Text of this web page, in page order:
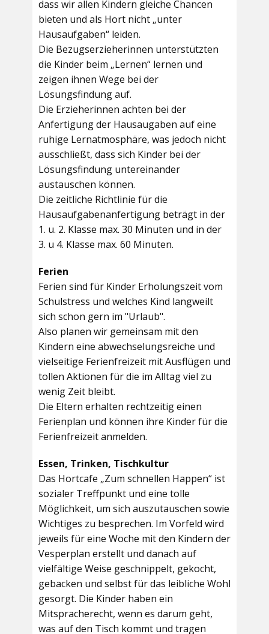
dass wir allen Kindern gleiche Chancen
bieten und als Hort nicht „unter
Hausaufgaben“ leiden.
Die Bezugserzieherinnen unterstützten
die Kinder beim „Lernen“ lernen und
zeigen ihnen Wege bei der
Lösungsfindung auf.
Die Erzieherinnen achten bei der
Anfertigung der Hausaugaben auf eine
ruhige Lernatmosphäre, was jedoch nicht
ausschließt, dass sich Kinder bei der
Lösungsfindung untereinander
austauschen können.
Die zeitliche Richtlinie für die
Hausaufgabenanfertigung beträgt in der
1. u. 2. Klasse max. 30 Minuten und in der
3. u 4. Klasse max. 60 Minuten.
Ferien
Ferien sind für Kinder Erholungszeit vom
Schulstress und welches Kind langweilt
sich schon gern im "Urlaub".
Also planen wir gemeinsam mit den
Kindern eine abwechselungsreiche und
vielseitige Ferienfreizeit mit Ausflügen und
tollen Aktionen für die im Alltag viel zu
wenig Zeit bleibt.
Die Eltern erhalten rechtzeitig einen
Ferienplan und können ihre Kinder für die
Ferienfreizeit anmelden.
Essen, Trinken, Tischkultur
Das Hortcafe „Zum schnellen Happen“ ist
sozialer Treffpunkt und eine tolle
Möglichkeit, um sich auszutauschen sowie
Wichtiges zu besprechen. Im Vorfeld wird
jeweils für eine Woche mit den Kindern der
Vesperplan erstellt und danach auf
vielfältige Weise geschnippelt, gekocht,
gebacken und selbst für das leibliche Wohl
gesorgt. Die Kinder haben ein
Mitspracherecht, wenn es darum geht,
was auf den Tisch kommt und tragen